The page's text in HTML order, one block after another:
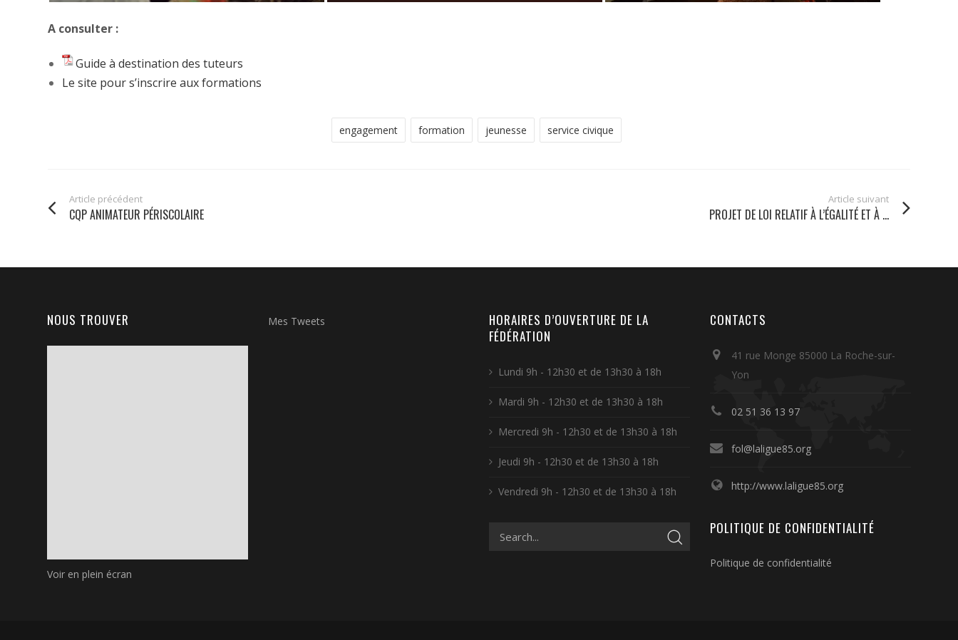
A consulter :
Guide à destination des tuteurs
Le site pour s’inscrire aux formations
engagement formation jeunesse service civique
Article précédent
CQP ANIMATEUR PÉRISCOLAIRE
Article suivant
PROJET DE LOI RELATIF À L’ÉGALITÉ ET À ...
NOUS TROUVER
Voir en plein écran
Mes Tweets
HORAIRES D’OUVERTURE DE LA
FÉDÉRATION
Lundi 9h - 12h30 et de 13h30 à 18h
Mardi 9h - 12h30 et de 13h30 à 18h
Mercredi 9h - 12h30 et de 13h30 à 18h
Jeudi 9h - 12h30 et de 13h30 à 18h
Vendredi 9h - 12h30 et de 13h30 à 18h
CONTACTS
41 rue Monge 85000 La Roche-sur-
Yon
02 51 36 13 97
fol@laligue85.org
http://www.laligue85.org
POLITIQUE DE CONFIDENTIALITÉ
Politique de confidentialité